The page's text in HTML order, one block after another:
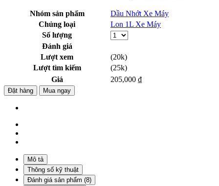
Nhóm sản phẩm
Dầu Nhớt Xe Máy
Chủng loại
Lon 1L Xe Máy
Số lượng
Đánh giá
Lượt xem
(20k)
Lượt tìm kiếm
(25k)
Giá
205,000 ₫
Đặt hàng Mua ngay
Mô tả
Thông số kỹ thuật
Đánh giá sản phẩm (8)